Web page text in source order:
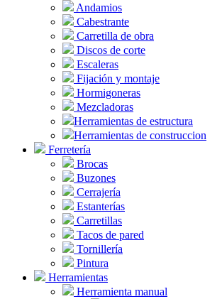
Andamios
Cabestrante
Carretilla de obra
Discos de corte
Escaleras
Fijación y montaje
Hormigoneras
Mezcladoras
Herramientas de estructura
Herramientas de construccion
Ferretería
Brocas
Buzones
Cerrajería
Estanterías
Carretillas
Tacos de pared
Tornillería
Pintura
Herramientas
Herramienta manual